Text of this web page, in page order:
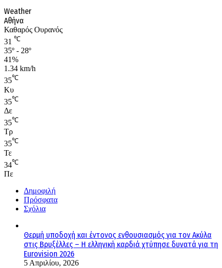
Weather
Αθήνα
Καθαρός Ουρανός
31 ℃
35º - 28º
41%
1.34 km/h
35℃
Κυ
35℃
Δε
35℃
Τρ
35℃
Τε
34℃
Πε
Δημοφιλή
Πρόσφατα
Σχόλια
Θερμή υποδοχή και έντονος ενθουσιασμός για τον Ακύλα
στις Βρυξέλλες – Η ελληνική καρδιά χτύπησε δυνατά για τη
Eurovision 2026
5 Απριλίου, 2026